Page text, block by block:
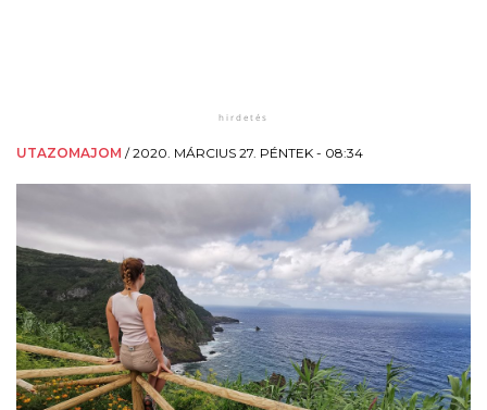
UTAZOMAJOM /2020. MÁRCIUS 27. PÉNTEK - 08:34